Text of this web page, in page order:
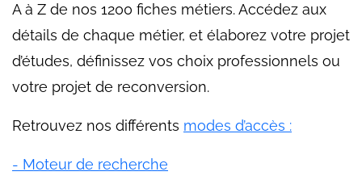
A à Z de nos 1200 fiches métiers. Accédez aux
détails de chaque métier, et élaborez votre projet
d’études, définissez vos choix professionnels ou
votre projet de reconversion.
Retrouvez nos différents modes d’accès :
- Moteur de recherche